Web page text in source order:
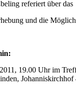
referiert über das
und die
19.00 Uhr im
Johanniskirchhof